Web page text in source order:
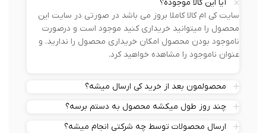
آیا این کالا موجوده؟
سایت کی ام کالا کاملا بروز می باشد در صورتی در سایت این
محصول را میتوانید خریداری کنید موجود است و درصورت
ناموجود بودن محصول امکان خریداری محصول را ندارید. و
عنوان ناموجود را مشاهده خواهید کرد.
محصولمون بعد از خرید کی ارسال میشه؟
چند روز طول میکشه محصول به دستم برسه؟
ارسال محصولات توسط چه شرکتی انجام میشه؟